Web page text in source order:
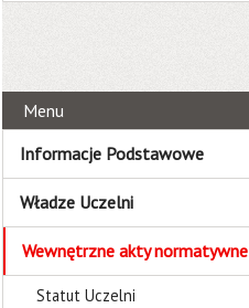
Menu
Informacje Podstawowe
Władze Uczelni
Wewnętrzne akty normatywne
Statut Uczelni